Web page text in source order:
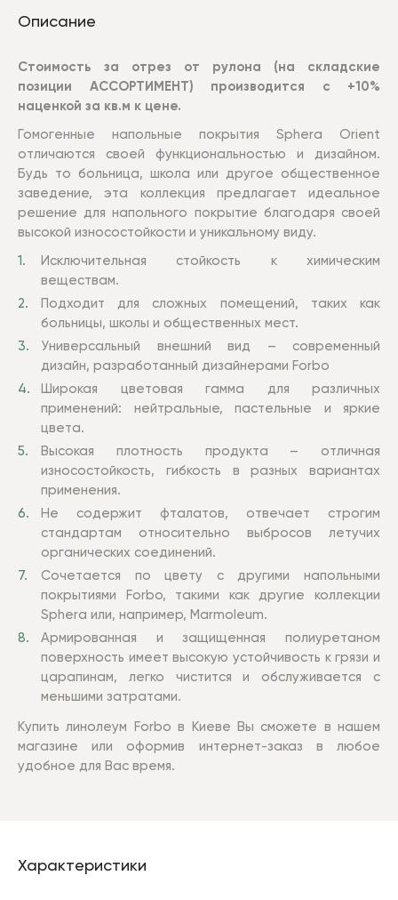
Описание
Стоимость за отрез от рулона (на складские
позиции АССОРТИМЕНТ) производится с +10%
наценкой за кв.м к цене.
Гомогенные напольные покрытия Sphera Orient
отличаются своей функциональностью и дизайном.
Будь то больница, школа или другое общественное
заведение, эта коллекция предлагает идеальное
решение для напольного покрытие благодаря своей
высокой износостойкости и уникальному виду.
Исключительная стойкость к химическим
веществам.
Подходит для сложных помещений, таких как
больницы, школы и общественных мест.
Универсальный внешний вид – современный
дизайн, разработанный дизайнерами Forbo
Широкая цветовая гамма для различных
применений: нейтральные, пастельные и яркие
цвета.
Высокая плотность продукта – отличная
износостойкость, гибкость в разных вариантах
применения.
Не содержит фталатов, отвечает строгим
стандартам относительно выбросов летучих
органических соединений.
Сочетается по цвету с другими напольными
покрытиями Forbo, такими как другие коллекции
Sphera или, например, Marmoleum.
Армированная и защищенная полиуретаном
поверхность имеет высокую устойчивость к грязи и
царапинам, легко чистится и обслуживается с
меньшими затратами.
Купить линолеум Forbo в Киеве Вы сможете в нашем
магазине или оформив интернет-заказ в любое
удобное для Вас время.
Характеристики